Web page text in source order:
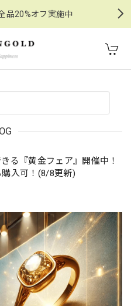
品20%オフ実施中
る『黄金フェア』開催中！
入可！(8/8更新)